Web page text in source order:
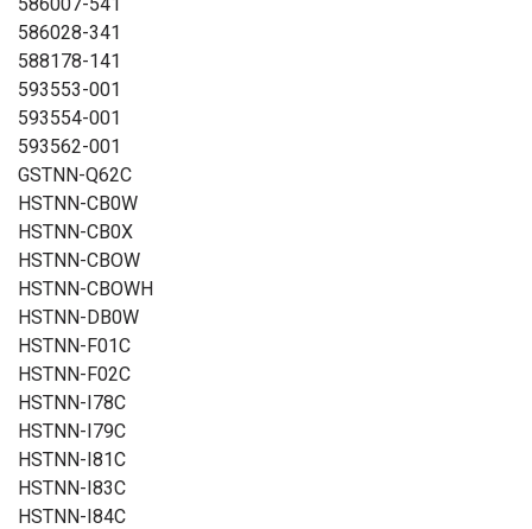
586028-341
588178-141
593553-001
593554-001
593562-001
GSTNN-Q62C
HSTNN-CB0W
HSTNN-CB0X
HSTNN-CBOW
HSTNN-CBOWH
HSTNN-DB0W
HSTNN-F01C
HSTNN-F02C
HSTNN-I78C
HSTNN-I79C
HSTNN-I81C
HSTNN-I83C
HSTNN-I84C